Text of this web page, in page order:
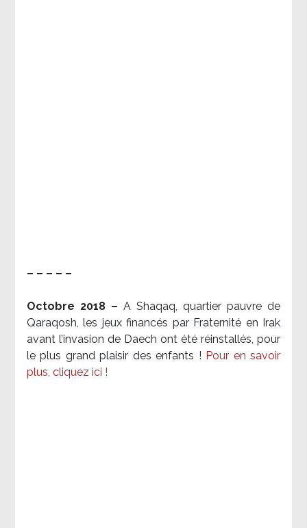
– – – – –
Octobre 2018 – A Shaqaq, quartier pauvre de
Qaraqosh, les jeux financés par Fraternité en Irak​
avant l’invasion de Daech ont été réinstallés, pour
le plus grand plaisir des enfants ! Pour en savoir
plus, cliquez ici !